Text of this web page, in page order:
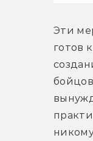
Эти
готов